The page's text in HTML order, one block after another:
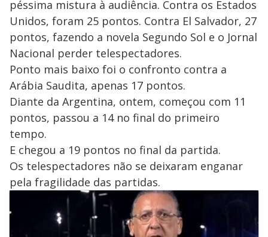
péssima mistura à audiência. Contra os Estados
Unidos, foram 25 pontos. Contra El Salvador, 27
pontos, fazendo a novela Segundo Sol e o Jornal
Nacional perder telespectadores.
Ponto mais baixo foi o confronto contra a
Arábia Saudita, apenas 17 pontos.
Diante da Argentina, ontem, começou com 11
pontos, passou a 14 no final do primeiro
tempo.
E chegou a 19 pontos no final da partida.
Os telespectadores não se deixaram enganar
pela fragilidade das partidas.